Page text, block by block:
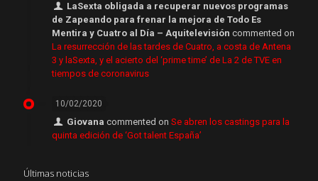
LaSexta obligada a recuperar nuevos programas
de Zapeando para frenar la mejora de Todo Es
Mentira y Cuatro al Día – Aquitelevisión commented on
La resurrección de las tardes de Cuatro, a costa de Antena
3 y laSexta, y el acierto del ‘prime time’ de La 2 de TVE en
tiempos de coronavirus
10/02/2020
Giovana commented onSe abren los castings para la
quinta edición de ‘Got talent España’
Últimas noticias